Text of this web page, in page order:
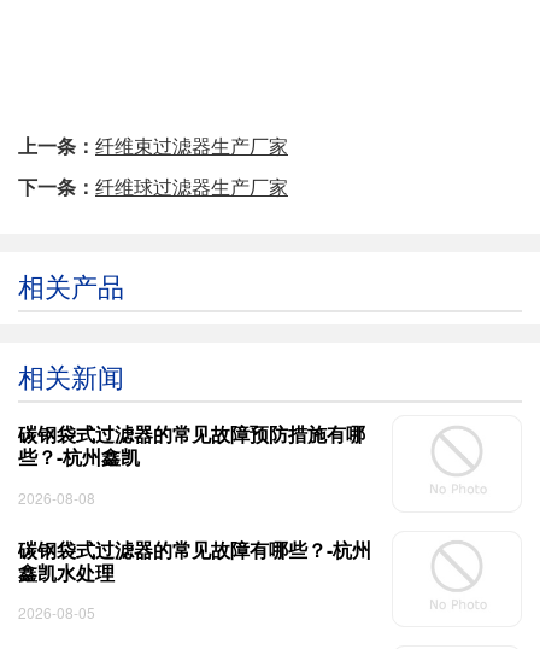
上一条： 纤维束过滤器生产厂家
下一条： 纤维球过滤器生产厂家
相关产品
相关新闻
碳钢袋式过滤器的常见故障预防措施有哪
些？-杭州鑫凯
2026-08-08
碳钢袋式过滤器的常见故障有哪些？-杭州
鑫凯水处理
2026-08-05